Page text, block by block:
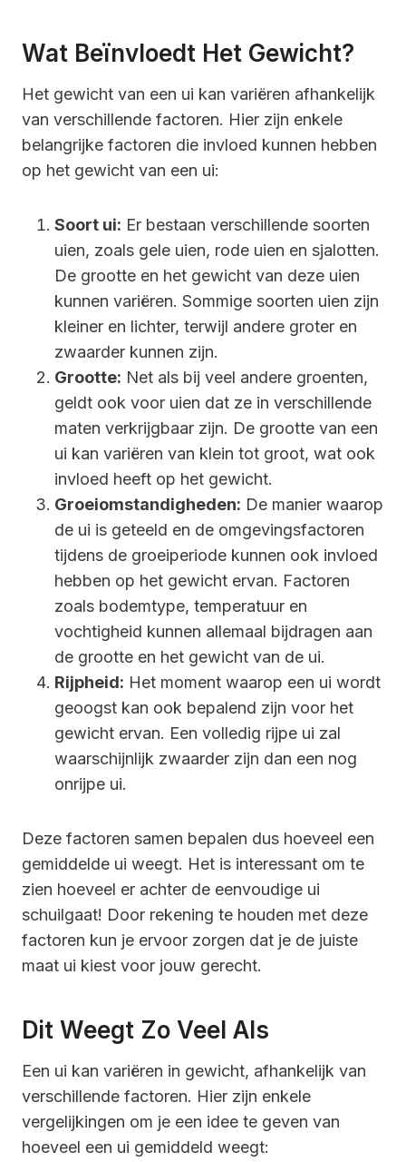
Wat Beïnvloedt Het Gewicht?
Het gewicht van een ui kan variëren afhankelijk
van verschillende factoren. Hier zijn enkele
belangrijke factoren die invloed kunnen hebben
op het gewicht van een ui:
Soort ui: Er bestaan verschillende soorten
uien, zoals gele uien, rode uien en sjalotten.
De grootte en het gewicht van deze uien
kunnen variëren. Sommige soorten uien zijn
kleiner en lichter, terwijl andere groter en
zwaarder kunnen zijn.
Grootte: Net als bij veel andere groenten,
geldt ook voor uien dat ze in verschillende
maten verkrijgbaar zijn. De grootte van een
ui kan variëren van klein tot groot, wat ook
invloed heeft op het gewicht.
Groeiomstandigheden: De manier waarop
de ui is geteeld en de omgevingsfactoren
tijdens de groeiperiode kunnen ook invloed
hebben op het gewicht ervan. Factoren
zoals bodemtype, temperatuur en
vochtigheid kunnen allemaal bijdragen aan
de grootte en het gewicht van de ui.
Rijpheid: Het moment waarop een ui wordt
geoogst kan ook bepalend zijn voor het
gewicht ervan. Een volledig rijpe ui zal
waarschijnlijk zwaarder zijn dan een nog
onrijpe ui.
Deze factoren samen bepalen dus hoeveel een
gemiddelde ui weegt. Het is interessant om te
zien hoeveel er achter de eenvoudige ui
schuilgaat! Door rekening te houden met deze
factoren kun je ervoor zorgen dat je de juiste
maat ui kiest voor jouw gerecht.
Dit Weegt Zo Veel Als
Een ui kan variëren in gewicht, afhankelijk van
verschillende factoren. Hier zijn enkele
vergelijkingen om je een idee te geven van
hoeveel een ui gemiddeld weegt: